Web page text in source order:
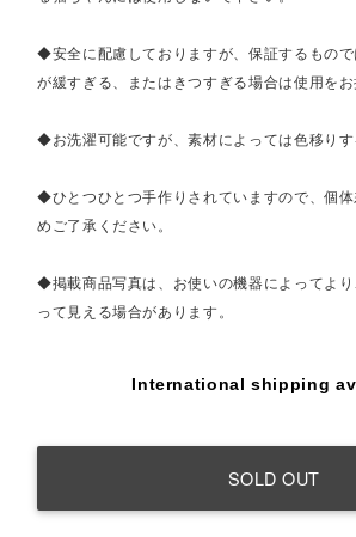
◆安全に配慮しておりますが、保証するもの
が緩すぎる、またはきつすぎる場合は使用をお
◆お洗濯可能ですが、素材によっては色移りす
◆ひとつひとつ手作りされていますので、個
めご了承ください。
◆掲載商品写真は、お使いの機器によってよ
って見える場合があります。
International shipping
SOLD OUT